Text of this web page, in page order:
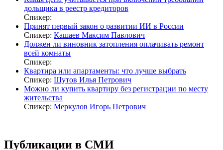
дольщика в реестр кредиторов
Спикер:
Принят первый закон о развитии ИИ в России
Спикер: Кашаев Максим Павлович
Должен ли виновник затопления оплачивать ремонт
всей комнаты
Спикер:
Квартира или апартаменты: что лучше выбрать
Спикер: Шутов Илья Петрович
Можно ли купить квартиру без регистрации по месту
жительства
Спикер: Меркулов Игорь Петрович
Публикации в СМИ